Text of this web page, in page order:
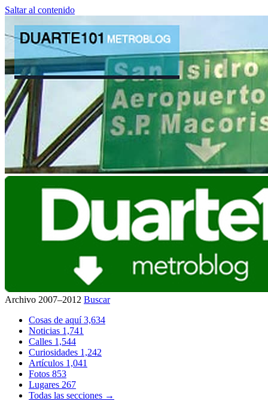
Saltar al contenido
Archivo 2007–2012 Buscar
Cosas de aquí3,634
Noticias 1,741
Calles 1,544
Curiosidades 1,242
Artículos 1,041
Fotos 853
Lugares 267
Todas las secciones →